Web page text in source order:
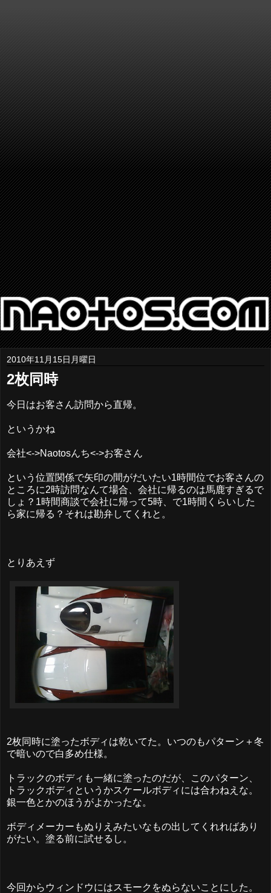
2010年11月15日月曜日
2枚同時
今日はお客さん訪問から直帰。
というかね
会社<->Naotosんち<->お客さん
という位置関係で矢印の間がだいたい1時間位でお客さんの
ところに2時訪問なんて場合、会社に帰るのは馬鹿すぎるで
しょ？1時間商談で会社に帰って5時、で1時間くらいした
ら家に帰る？それは勘弁してくれと。
とりあえず
2枚同時に塗ったボディは乾いてた。いつのもパターン＋冬
で暗いので白多め仕様。
トラックのボディも一緒に塗ったのだが、このパターン、
トラックボディというかスケールボディには合わねえな。
銀一色とかのほうがよかったな。
ボディメーカーもぬりえみたいなもの出してくれればあり
がたい。塗る前に試せるし。
今回からウィンドウにはスモークをぬらないことにした。